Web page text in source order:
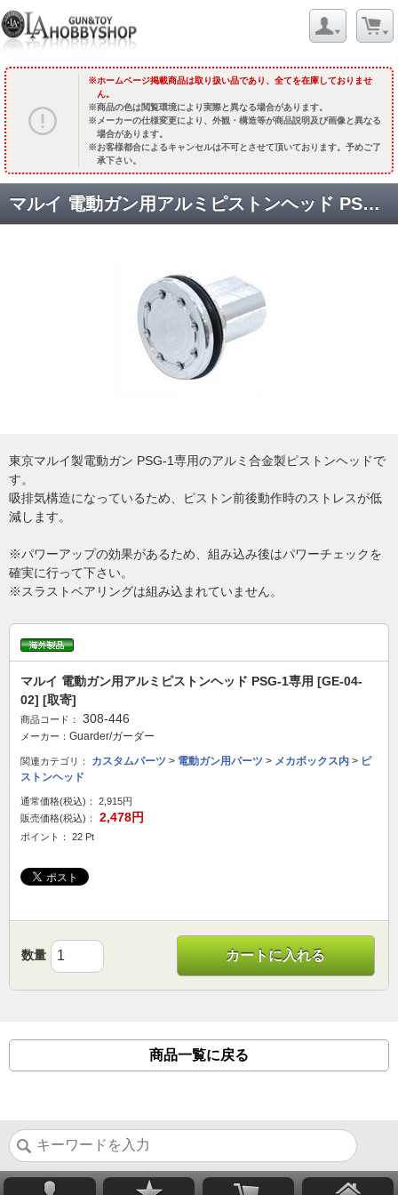
ホームページ掲載商品は取り扱い品であり、全てを在庫しておりませ
ん。
商品の色は閲覧環境により実際と異なる場合があります。
メーカーの仕様変更により、外観・構造等が商品説明及び画像と異なる
場合があります。
お客様都合によるキャンセルは不可とさせて頂いております。予めご了
承下さい。
マルイ 電動ガン用アルミピストンヘッド PSG-1専用 [GE-04-02] [取寄]
東京マルイ製電動ガン PSG-1専用のアルミ合金製ピストンヘッドで
す。
吸排気構造になっているため、ピストン前後動作時のストレスが低
減します。
※パワーアップの効果があるため、組み込み後はパワーチェックを
確実に行って下さい。
※スラストベアリングは組み込まれていません。
マルイ 電動ガン用アルミピストンヘッド PSG-1専用 [GE-04-
02] [取寄]
商品コード： 308-446
メーカー： Guarder/ガーダー
関連カテゴリ： カスタムパーツ > 電動ガン用パーツ > メカボックス内 > ピ
ストンヘッド
通常価格(税込)：
2,915円
販売価格(税込)：
2,478円
ポイント： 22 Pt
数量 カートに入れる
商品一覧に戻る